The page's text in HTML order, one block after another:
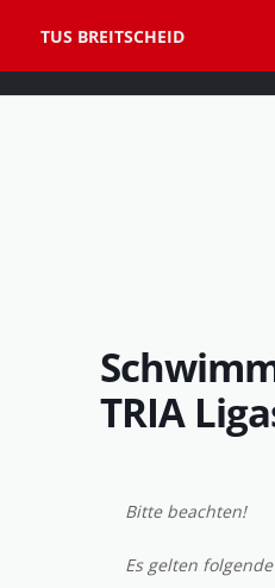
TUS BREITSCHEID
TRIA
Bitte beachten!
Es gelten